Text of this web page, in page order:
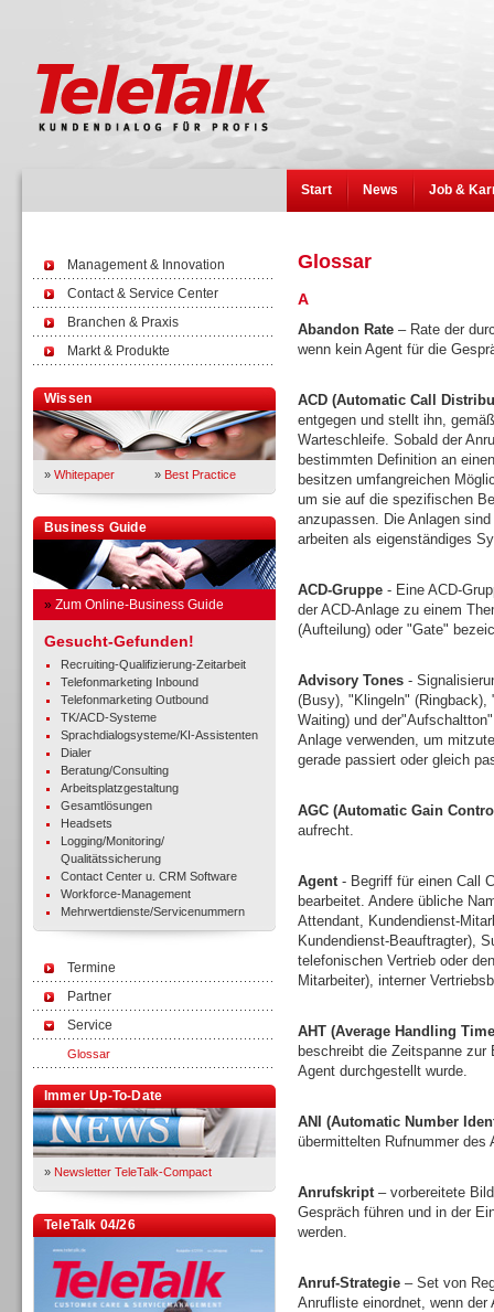
Start News Job &
Management & Innovation
Contact & Service Center
Branchen & Praxis
Markt & Produkte
Wissen
» Whitepaper » Best Practice
Business Guide
» Zum Online-Business Guide
Gesucht-Gefunden!
Recruiting-Qualifizierung-Zeitarbeit
Telefonmarketing Inbound
Telefonmarketing Outbound
TK/ACD-Systeme
Sprachdialogsysteme/KI-Assistenten
Dialer
Beratung/Consulting
Arbeitsplatzgestaltung
Gesamtlösungen
Headsets
Logging/Monitoring/
Qualitätssicherung
Contact Center u. CRM Software
Workforce-Management
Mehrwertdienste/Servicenummern
Termine
Partner
Service
Glossar
Immer Up-To-Date
» Newsletter TeleTalk-Compact
TeleTalk 04/26
Glossar
A
Abandon Rate – Rate der
wenn kein Agent für die
ACD (Automatic Call
entgegen und stellt ihn,
Warteschleife. Sobald der
bestimmten Definition an
besitzen umfangreichen
um sie auf die spezifischen
anzupassen. Die Anlagen
arbeiten als eigenständiges
ACD-Gruppe - Eine ACD-
der ACD-Anlage zu einem
(Aufteilung) oder "Gate"
Advisory Tones -
(Busy), "Klingeln"
Waiting) und
Anlage verwenden, um
gerade passiert oder gleich
AGC (Automatic Gain
aufrecht.
Agent- Begriff für einen Call
bearbeitet. Andere übliche
Attendant, Kundendienst-
Kundendienst-Beauftragter),
telefonischen Vertrieb oder
Mitarbeiter), interner
AHT (Average Handling
beschreibt die Zeitspanne
Agent durchgestellt wurde.
ANI (Automatic Number
übermittelten Rufnummer des
Anrufskript– vorbereitete
Gespräch führen und in der
werden.
Anruf-Strategie – Set von
Anrufliste einordnet, wenn